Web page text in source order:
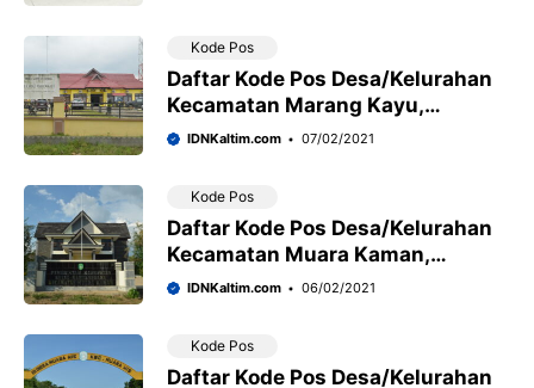
Kode Pos
Daftar Kode Pos Desa/Kelurahan
Kecamatan Marang Kayu,
Kabupaten Kutai Kartanegara
IDNKaltim.com 07/02/2021
Kode Pos
Daftar Kode Pos Desa/Kelurahan
Kecamatan Muara Kaman,
Kabupaten Kutai Kartanegara
IDNKaltim.com 06/02/2021
Kode Pos
Daftar Kode Pos Desa/Kelurahan